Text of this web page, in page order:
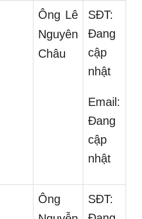
Ông Lê
Nguyên
Châu
SĐT:
Đang
cập
nhật
Email:
Đang
cập
nhật
Ông
SĐT: